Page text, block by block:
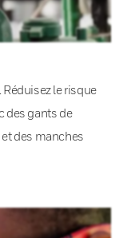
le risque
des gants de
des manches